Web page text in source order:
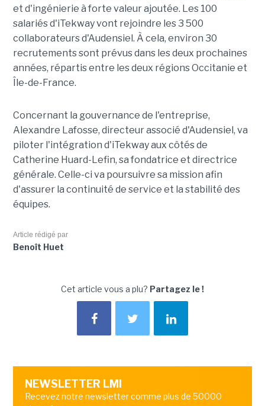
et d'ingénierie à forte valeur ajoutée. Les 100
salariés d'iTekway vont rejoindre les 3 500
collaborateurs d'Audensiel. À cela, environ 30
recrutements sont prévus dans les deux prochaines
années, répartis entre les deux régions Occitanie et
Île-de-France.
Concernant la gouvernance de l'entreprise,
Alexandre Lafosse, directeur associé d'Audensiel, va
piloter l'intégration d'iTekway aux côtés de
Catherine Huard-Lefin, sa fondatrice et directrice
générale. Celle-ci va poursuivre sa mission afin
d'assurer la continuité de service et la stabilité des
équipes.
Article rédigé par
Benoît Huet
Cet article vous a plu? Partagez le !
NEWSLETTER LMI
Recevez notre newsletter comme plus de 50000